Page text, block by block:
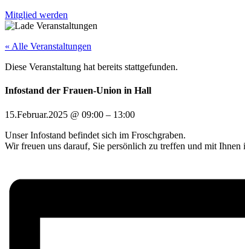
Mitglied werden
« Alle Veranstaltungen
Diese Veranstaltung hat bereits stattgefunden.
Infostand der Frauen-Union in Hall
15.Februar.2025 @ 09:00 – 13:00
Unser Infostand befindet sich im Froschgraben.
Wir freuen uns darauf, Sie persönlich zu treffen und mit Ihnen